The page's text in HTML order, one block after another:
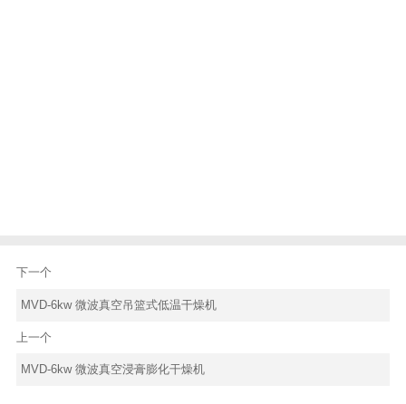
下一个
MVD-6kw 微波真空吊篮式低温干燥机
上一个
MVD-6kw 微波真空浸膏膨化干燥机